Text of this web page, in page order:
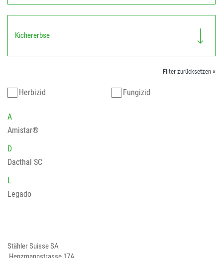
Kichererbse
Filter zurücksetzen ×
Herbizid Fungizid
A
Amistar®
D
Dacthal SC
L
Legado
Stähler Suisse SA